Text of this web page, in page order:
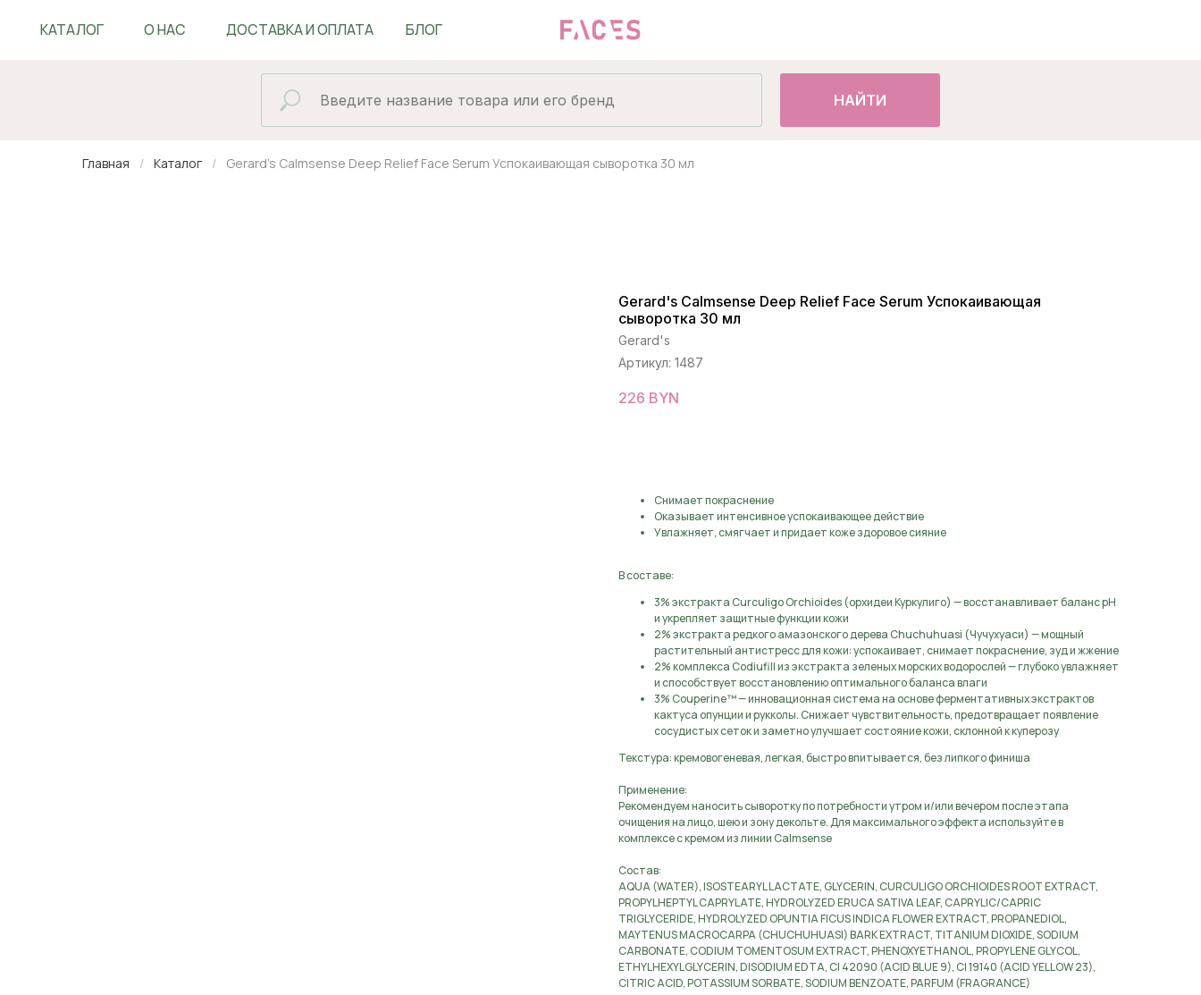
КАТАЛОГ О НАС БЛОГ
ДОСТАВКА И ОПЛАТА
НАЙТИ
Главная Каталог Gerard's Calmsense Deep Relief Face Serum Успокаивающая сыворотка 30 мл
Gerard's Calmsense Deep Relief Face Serum Успокаивающая
сыворотка 30 мл
Gerard's
Артикул: 1487
226 BYN
Снимает покраснение
Оказывает интенсивное успокаивающее действие
Увлажняет, смягчает и придает коже здоровое сияние
В составе:
3% экстракта Curculigo Orchioides (орхидеи Куркулиго) — восстанавливает баланс pH
и укрепляет защитные функции кожи
2% экстракта редкого амазонского дерева Chuchuhuasi (Чучухуаси) — мощный
растительный антистресс для кожи: успокаивает, снимает покраснение, зуд и жжение
2% комплекса Codiufill из экстракта зеленых морских водорослей — глубоко увлажняет
и способствует восстановлению оптимального баланса влаги
3% Couperine™ — инновационная система на основе ферментативных экстрактов
кактуса опунции и рукколы. Снижает чувствительность, предотвращает появление
сосудистых сеток и заметно улучшает состояние кожи, склонной к куперозу
Текстура: кремовогеневая, легкая, быстро впитывается, без липкого финиша
Применение:
Рекомендуем наносить сыворотку по потребности утром и/или вечером после этапа
очищения на лицо, шею и зону декольте. Для максимального эффекта используйте в
комплексе с кремом из линии Calmsense
Состав:
AQUA (WATER), ISOSTEARYL LACTATE, GLYCERIN, CURCULIGO ORCHIOIDES ROOT EXTRACT,
PROPYLHEPTYL CAPRYLATE, HYDROLYZED ERUCA SATIVA LEAF, CAPRYLIC/CAPRIC
TRIGLYCERIDE, HYDROLYZED OPUNTIA FICUS INDICA FLOWER EXTRACT, PROPANEDIOL,
MAYTENUS MACROCARPA (CHUCHUHUASI) BARK EXTRACT, TITANIUM DIOXIDE, SODIUM
CARBONATE, CODIUM TOMENTOSUM EXTRACT, PHENOXYETHANOL, PROPYLENE GLYCOL,
ETHYLHEXYLGLYCERIN, DISODIUM EDTA, CI 42090 (ACID BLUE 9), CI 19140 (ACID YELLOW 23),
CITRIC ACID, POTASSIUM SORBATE, SODIUM BENZOATE, PARFUM (FRAGRANCE)